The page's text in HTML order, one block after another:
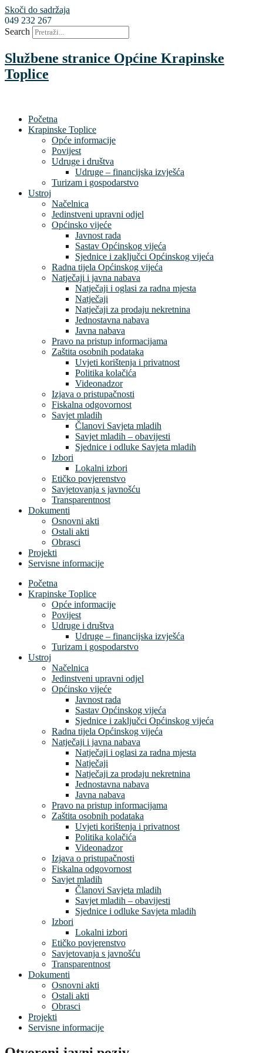
Skoči do sadržaja
049 232 267
Search
Službene stranice Općine Krapinske
Toplice
Početna
Krapinske Toplice
Opće informacije
Povijest
Udruge i društva
Udruge – financijska izvješća
Turizam i gospodarstvo
Ustroj
Načelnica
Jedinstveni upravni odjel
Općinsko vijeće
Javnost rada
Sastav Općinskog vijeća
Sjednice i zaključci Općinskog vijeća
Radna tijela Općinskog vijeća
Natječaji i javna nabava
Natječaji i oglasi za radna mjesta
Natječaji
Natječaji za prodaju nekretnina
Jednostavna nabava
Javna nabava
Pravo na pristup informacijama
Zaštita osobnih podataka
Uvjeti korištenja i privatnost
Politika kolačića
Videonadzor
Izjava o pristupačnosti
Fiskalna odgovornost
Savjet mladih
Članovi Savjeta mladih
Savjet mladih – obavijesti
Sjednice i odluke Savjeta mladih
Izbori
Lokalni izbori
Etičko povjerenstvo
Savjetovanja s javnošću
Transparentnost
Dokumenti
Osnovni akti
Ostali akti
Obrasci
Projekti
Servisne informacije
Početna
Krapinske Toplice
Opće informacije
Povijest
Udruge i društva
Udruge – financijska izvješća
Turizam i gospodarstvo
Ustroj
Načelnica
Jedinstveni upravni odjel
Općinsko vijeće
Javnost rada
Sastav Općinskog vijeća
Sjednice i zaključci Općinskog vijeća
Radna tijela Općinskog vijeća
Natječaji i javna nabava
Natječaji i oglasi za radna mjesta
Natječaji
Natječaji za prodaju nekretnina
Jednostavna nabava
Javna nabava
Pravo na pristup informacijama
Zaštita osobnih podataka
Uvjeti korištenja i privatnost
Politika kolačića
Videonadzor
Izjava o pristupačnosti
Fiskalna odgovornost
Savjet mladih
Članovi Savjeta mladih
Savjet mladih – obavijesti
Sjednice i odluke Savjeta mladih
Izbori
Lokalni izbori
Etičko povjerenstvo
Savjetovanja s javnošću
Transparentnost
Dokumenti
Osnovni akti
Ostali akti
Obrasci
Projekti
Servisne informacije